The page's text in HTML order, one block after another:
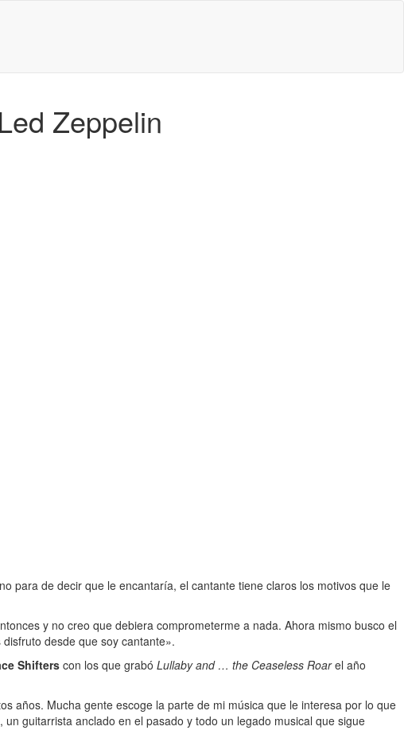
Zeppelin
no para de decir que le encantaría, el cantante tiene claros los motivos que le
y no creo que debiera comprometerme a nada. Ahora mismo busco el
desde que soy cantante».
Shifters con los que grabó Lullaby and … the Ceaseless Roarel año
años. Mucha gente escoge la parte de mi música que le interesa por lo que
guitarrista anclado en el pasado y todo un legado musical que sigue